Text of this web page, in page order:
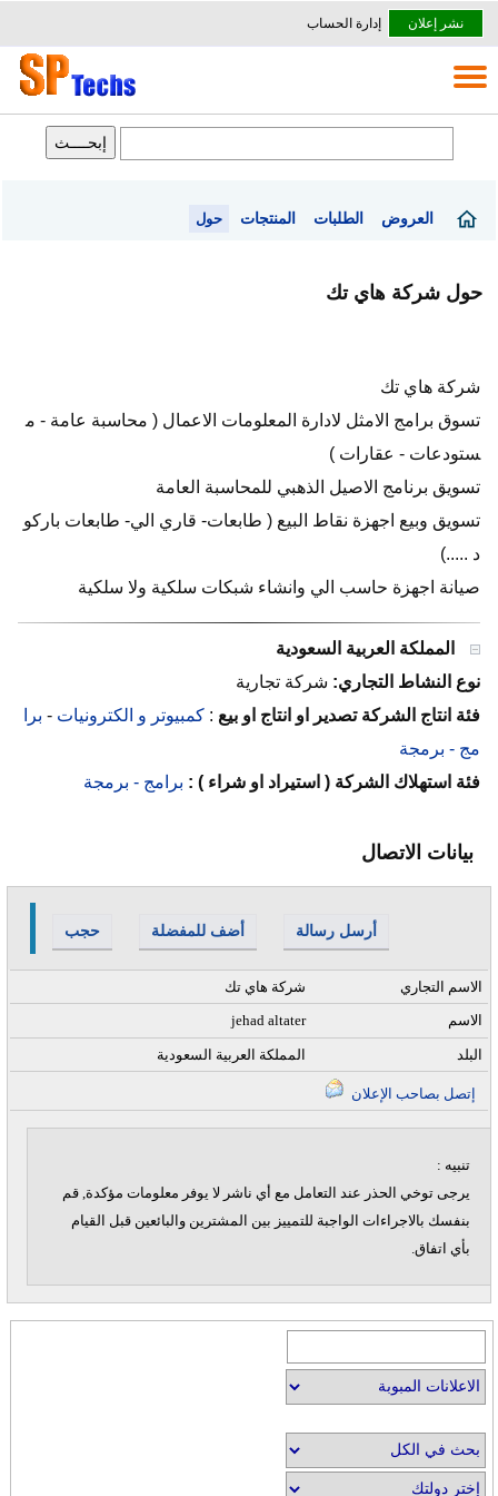
نشر إعلان إدارة الحساب
العروض الطلبات المنتجات حول
حول شركة هاي تك
شركة هاي تك
تسوق برامج الامثل لادارة المعلومات الاعمال ( محاسبة عامة - م
ستودعات - عقارات )
تسويق برنامج الاصيل الذهبي للمحاسبة العامة
تسويق وبيع اجهزة نقاط البيع ( طابعات- قاري الي- طابعات باركو
د .....)
صيانة اجهزة حاسب الي وانشاء شبكات سلكية ولا سلكية
المملكة العربية السعودية
نوع النشاط التجاري: شركة تجارية
فئة انتاج الشركة تصدير او انتاج او بيع : كمبيوتر و الكترونيات - برا
مج - برمجة
فئة استهلاك الشركة ( استيراد او شراء ) : برامج - برمجة
بيانات الاتصال
حجب أضف للمفضلة أرسل رسالة
شركة هاي تك
الاسم التجاري
jehad altater
الاسم
المملكة العربية السعودية البلد
تنبيه :
يرجى توخي الحذر عند التعامل مع أي ناشر لا يوفر معلومات مؤكدة, قم
بنفسك بالاجراءات الواجبة للتمييز بين المشترين والبائعين قبل القيام
بأي اتفاق.